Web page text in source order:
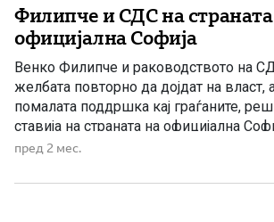
Филипче и СДС на
официјална Софија
Венко Филипче и раководството на
желбата повторно да дојдат на власт,
помалата поддршка кај граѓаните,
ставија на страната на официјална
разбираат дека токму ваквиот пристап
една од главните причини за нивниот
пред 2 мес.